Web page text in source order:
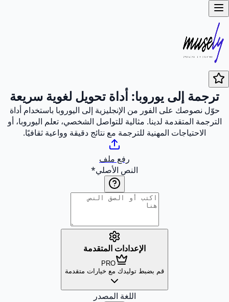
ترجمة إلى يوروبا: أداة تحويل لغوية سريعة
حوّل نصوصك على الفور من الإنجليزية إلى اليوروبا باستخدام أداة
الترجمة المتقدمة لدينا. مثالية للتواصل الشخصي، تعلم اليوروبا، أو
الاحتياجات المهنية للترجمة مع نتائج دقيقة وواعية ثقافيًا.
رفع ملف
النص الأصلي*
الإعدادات المتقدمة
PRO
قم بضبط توليدك مع خيارات متقدمة
اللغة المصدر